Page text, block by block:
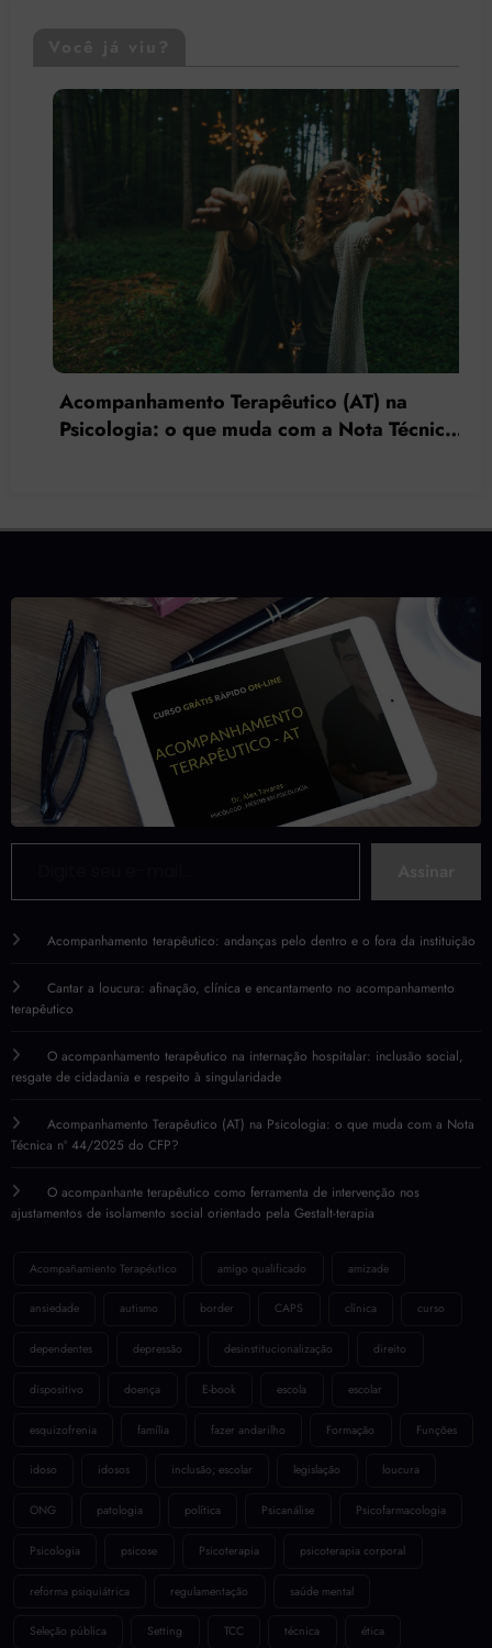
(AT) na
com a Nota Técnica
terapia
Acompanhamento terapêutico: andanças pelo dentro e o fora da instituição
terapêutico
resgate de cidadania e respeito à singularidade
Técnica nº 44/2025 do CFP?
Acompañamiento Terapéutico amigo qualificado amizade
ansiedade autismo border CAPS clínica
dependentes depressão desinstitucionalização direito
dispositivo doença E-book escola escolar
esquizofrenia fazer andarilho Formação Funções
idoso idosos inclusão; escolar legislação loucura
ONG patologia política Psicanálise Psicofarmacologia
Psicologia psicose Psicoterapia psicoterapia corporal
reforma psiquiátrica regulamentação saúde mental